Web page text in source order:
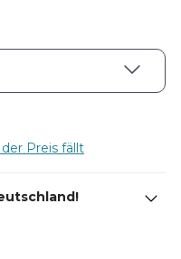
Preis fällt